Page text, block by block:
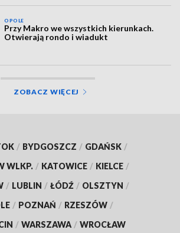
OPOLE
Przy Makro we wszystkich kierunkach.
Otwierają rondo i wiadukt
ZOBACZ WIĘCEJ
/ BYDGOSZCZ / GDAŃSK /
WLKP. / KATOWICE / KIELCE /
/ LUBLIN / ŁÓDŹ / OLSZTYN /
/ POZNAŃ / RZESZÓW /
/ WARSZAWA / WROCŁAW